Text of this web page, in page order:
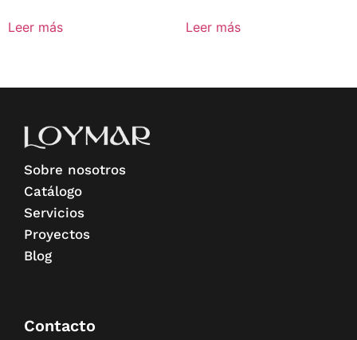
Leer más Leer más
Sobre nosotros
Catálogo
Servicios
Proyectos
Blog
Contacto